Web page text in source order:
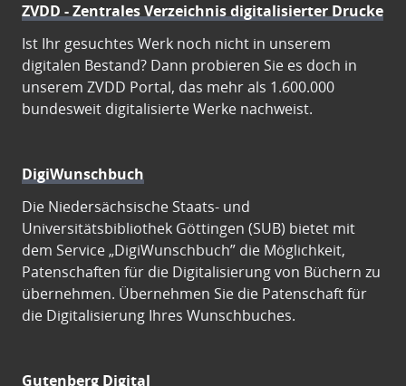
ZVDD - Zentrales Verzeichnis digitalisierter Drucke
Ist Ihr gesuchtes Werk noch nicht in unserem
digitalen Bestand? Dann probieren Sie es doch in
unserem ZVDD Portal, das mehr als 1.600.000
bundesweit digitalisierte Werke nachweist.
DigiWunschbuch
Die Niedersächsische Staats- und
Universitätsbibliothek Göttingen (SUB) bietet mit
dem Service „DigiWunschbuch” die Möglichkeit,
Patenschaften für die Digitalisierung von Büchern zu
übernehmen. Übernehmen Sie die Patenschaft für
die Digitalisierung Ihres Wunschbuches.
Gutenberg Digital